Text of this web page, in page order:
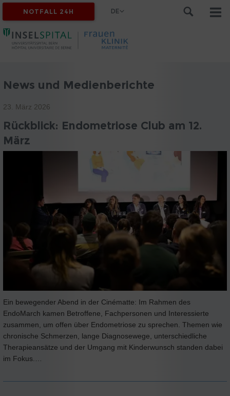
NOTFALL 24H DE
News und Medienberichte
23. März 2026
Rückblick: Endometriose Club am 12.
März
Ein bewegender Abend in der Cinématte: Im Rahmen des
EndoMarch kamen Betroffene, Fachpersonen und Interessierte
zusammen, um offen über Endometriose zu sprechen. Themen wie
chronische Schmerzen, lange Diagnosewege, unterschiedliche
Therapieansätze und der Umgang mit Kinderwunsch standen dabei
im Fokus.…